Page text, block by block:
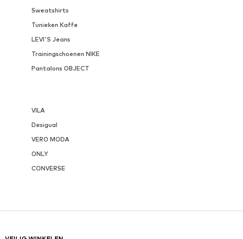
Sweatshirts
Tunieken Kaffe
LEVI'S Jeans
Trainingschoenen NIKE
Pantalons OBJECT
VILA
Desigual
VERO MODA
ONLY
CONVERSE